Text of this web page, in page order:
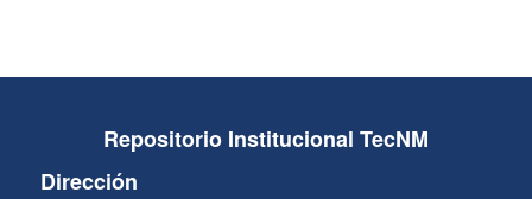
Repositorio Institucional TecNM
Dirección